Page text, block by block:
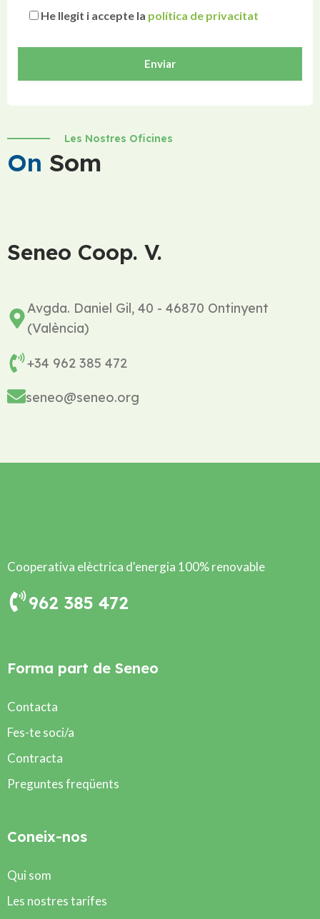
He llegit i accepte la política de privacitat
Les Nostres Oficines
On Som
Seneo Coop. V.
Avgda. Daniel Gil, 40 - 46870 Ontinyent
(València)
+34 962 385 472
seneo@seneo.org
Cooperativa elèctrica d'energia 100% renovable
962 385 472
Forma part de Seneo
Contacta
Fes-te soci/a
Contracta
Preguntes freqüents
Coneix-nos
Qui som
Les nostres tarifes